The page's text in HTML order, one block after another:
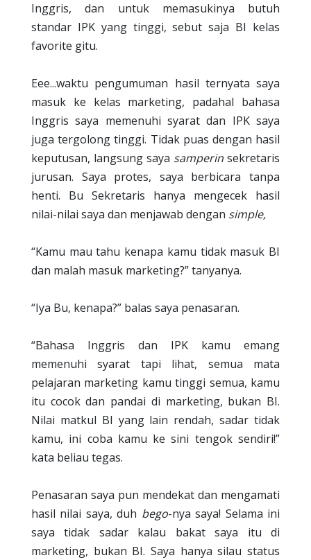
Inggris, dan untuk memasukinya butuh
standar IPK yang tinggi, sebut saja BI kelas
favorite gitu.
Eee...waktu pengumuman hasil ternyata saya
masuk ke kelas marketing, padahal bahasa
Inggris saya memenuhi syarat dan IPK saya
juga tergolong tinggi. Tidak puas dengan hasil
keputusan, langsung saya samperin sekretaris
jurusan. Saya protes, saya berbicara tanpa
henti. Bu Sekretaris hanya mengecek hasil
nilai-nilai saya dan menjawab dengan simple,
“Kamu mau tahu kenapa kamu tidak masuk BI
dan malah masuk marketing?” tanyanya.
“Iya Bu, kenapa?” balas saya penasaran.
“Bahasa Inggris dan IPK kamu emang
memenuhi syarat tapi lihat, semua mata
pelajaran marketing kamu tinggi semua, kamu
itu cocok dan pandai di marketing, bukan BI.
Nilai matkul BI yang lain rendah, sadar tidak
kamu, ini coba kamu ke sini tengok sendiri!”
kata beliau tegas.
Penasaran saya pun mendekat dan mengamati
hasil nilai saya, duh bego-nya saya! Selama ini
saya tidak sadar kalau bakat saya itu di
marketing, bukan BI. Saya hanya silau status